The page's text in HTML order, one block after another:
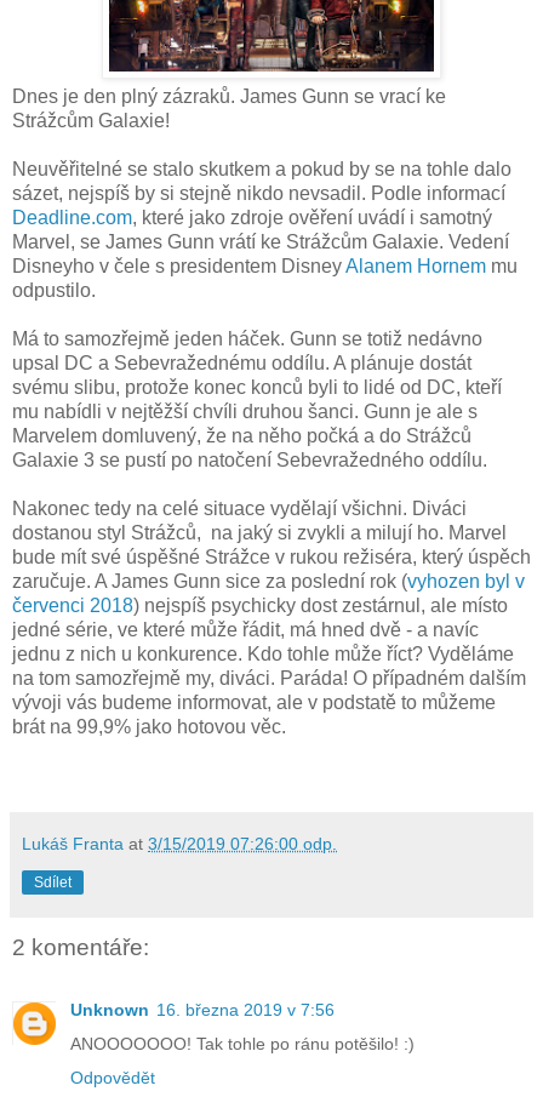
Dnes je den plný zázraků. James Gunn se vrací ke
Strážcům Galaxie!
Neuvěřitelné se stalo skutkem a pokud by se na tohle dalo
sázet, nejspíš by si stejně nikdo nevsadil. Podle informací
Deadline.com, které jako zdroje ověření uvádí i samotný
Marvel, se James Gunn vrátí ke Strážcům Galaxie. Vedení
Disneyho v čele s presidentem DisneyAlanem Hornem mu
odpustilo.
Má to samozřejmě jeden háček. Gunn se totiž nedávno
upsal DC a Sebevražednému oddílu. A plánuje dostát
svému slibu, protože konec konců byli to lidé od DC, kteří
mu nabídli v nejtěžší chvíli druhou šanci. Gunn je ale s
Marvelem domluvený, že na něho počká a do Strážců
Galaxie 3 se pustí po natočení Sebevražedného oddílu.
Nakonec tedy na celé situace vydělají všichni. Diváci
dostanou styl Strážců, na jaký si zvykli a milují ho. Marvel
bude mít své úspěšné Strážce v rukou režiséra, který úspěch
zaručuje. A James Gunn sice za poslední rok (vyhozen byl v
červenci 2018) nejspíš psychicky dost zestárnul, ale místo
jedné série, ve které může řádit, má hned dvě - a navíc
jednu z nich u konkurence. Kdo tohle může říct? Vyděláme
na tom samozřejmě my, diváci. Paráda! O případném dalším
vývoji vás budeme informovat, ale v podstatě to můžeme
brát na 99,9% jako hotovou věc.
Lukáš Franta at 3/15/2019 07:26:00 odp.
Sdílet
2 komentáře:
Unknown 16. března 2019 v 7:56
ANOOOOOOO! Tak tohle po ránu potěšilo! :)
Odpovědět